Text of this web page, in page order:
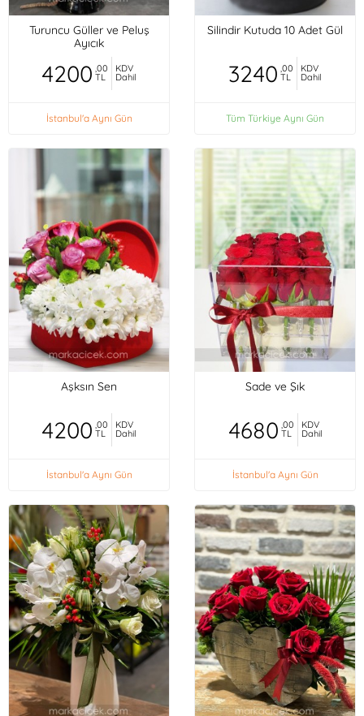
Turuncu Güller ve Peluş
Ayıcık
4200 ,00
TL
KDV
Dahil
İstanbul'a Aynı Gün
Silindir Kutuda 10 Adet Gül
3240 ,00
TL
KDV
Dahil
Tüm Türkiye Aynı Gün
Aşksın Sen
4200 ,00
TL
KDV
Dahil
İstanbul'a Aynı Gün
Sade ve Şık
4680 ,00
TL
KDV
Dahil
İstanbul'a Aynı Gün